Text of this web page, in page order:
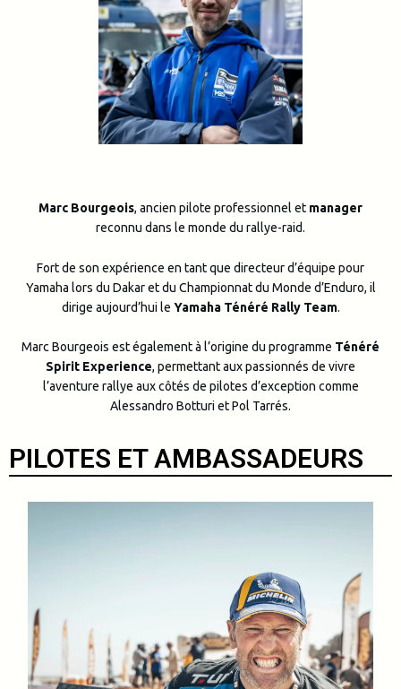
Marc Bourgeois, ancien pilote professionnel et manager
reconnu dans le monde du rallye-raid.
Fort de son expérience en tant que directeur d’équipe pour
Yamaha lors du Dakar et du Championnat du Monde d’Enduro, il
dirige aujourd’hui le Yamaha Ténéré Rally Team.
Marc Bourgeois est également à l’origine du programme Ténéré
Spirit Experience, permettant aux passionnés de vivre
l’aventure rallye aux côtés de pilotes d’exception comme
Alessandro Botturi et Pol Tarrés.
PILOTES ET AMBASSADEURS